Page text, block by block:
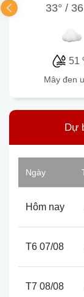
33°/
51
mây đen
Dự
Ngày
Hôm nay
T6 07/08
T7 08/08